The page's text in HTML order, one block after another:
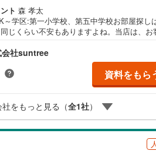
ト 森 孝太
～学区:第一小学校、第五中学校お部屋探し
じくらい不安もありますよね。当店は、
見せます 写真は枚数だけでなく内容にこだ
ど、気になる点も包み隠さず掲載。・スマ
からでも室内のサイズ感がリアルに伝わ
います。・難しい専門用語は「禁止」です
な存在でありたい。 まだ何も決まっていな
飲みに行くような感覚で、あなたの「理想の
社suntree
資料をもら
をもっと見る（全1社）
バリアフリー
平屋・1階建
納戸）
（0） 対面キッチン